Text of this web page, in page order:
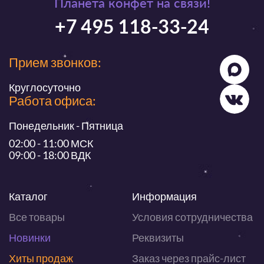
+7 495 118-33-24
Прием звонков:
Круглосуточно
Работа офиса:
Понедельник - Пятница
02:00 - 11:00 МСК
09:00 - 18:00 ВДК
Каталог
Все товары
Новинки
Хиты продаж
Информация
Условия сотрудничества
Реквизиты
Заказ через прайс-лист